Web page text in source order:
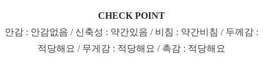
CHECK POINT
안감 : 안감없음 / 신축성 : 약간있음 / 비침 : 약간비침 / 두께감 :
적당해요 / 무게감 : 적당해요 / 촉감 : 적당해요